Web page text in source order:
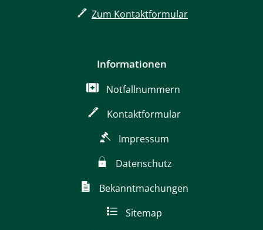
Zum Kontaktformular
Informationen
Notfallnummern
Kontaktformular
Impressum
Datenschutz
Bekanntmachungen
Sitemap